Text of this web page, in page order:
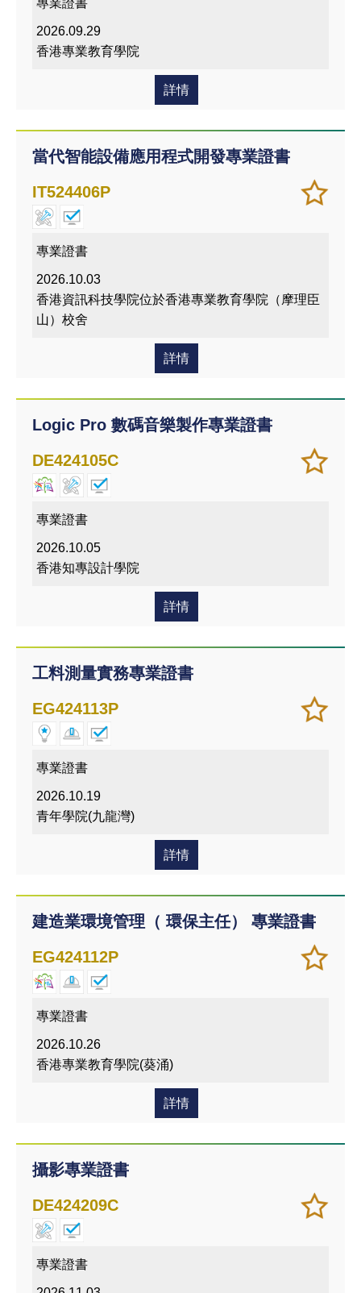
專業證書
2026.09.29
香港專業教育學院
詳情
當代智能設備應用程式開發專業證書
加
入/
儲存
課程
IT524406P
專業證書
2026.10.03
香港資訊科技學院位於香港專業教育學院（摩理臣
山）校舍
詳情
Logic Pro 數碼音樂製作專業證書
加
入/
儲存
課程
DE424105C
專業證書
2026.10.05
香港知專設計學院
詳情
工料測量實務專業證書
加
入/
儲存
課程
EG424113P
專業證書
2026.10.19
青年學院(九龍灣)
詳情
建造業環境管理（ 環保主任） 專業證書
加
入/
儲存
課程
EG424112P
專業證書
2026.10.26
香港專業教育學院(葵涌)
詳情
攝影專業證書
加
入/
儲存
課程
DE424209C
專業證書